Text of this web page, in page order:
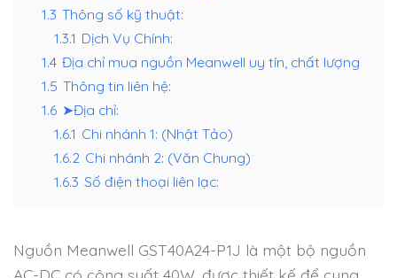
1.3 Thông số kỹ thuật:
1.3.1 Dịch Vụ Chính:
1.4 Địa chỉ mua nguồn Meanwell uy tín, chất lượng
1.5 Thông tin liên hệ:
1.6 ➤Địa chỉ:
1.6.1 Chi nhánh 1: (Nhật Tảo)
1.6.2 Chi nhánh 2: (Văn Chung)
1.6.3 Số điện thoại liên lạc:
Nguồn Meanwell GST40A24-P1J là một bộ nguồn